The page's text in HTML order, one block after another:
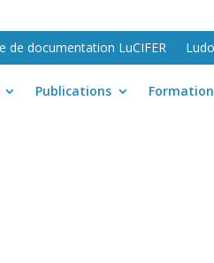
de documentation LuCIFER
Publications